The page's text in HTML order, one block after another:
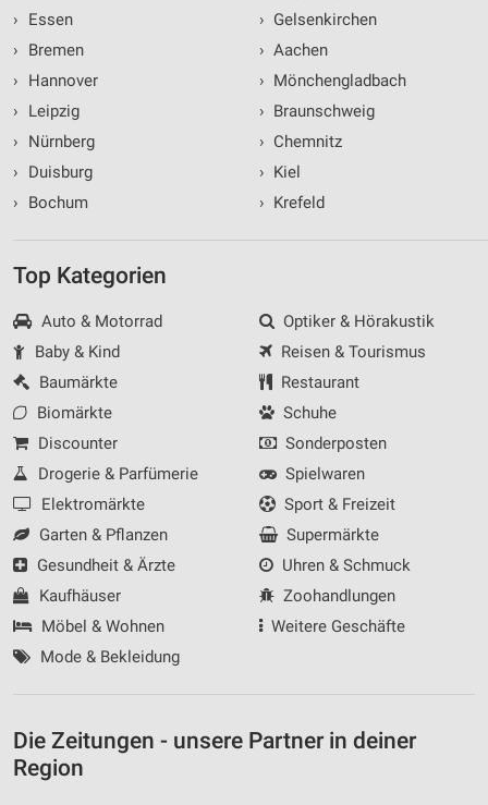
›
Essen
›
Bremen
›
Hannover
›
Leipzig
›
Nürnberg
›
Duisburg
›
Bochum
› Gelsenkirchen
› Aachen
› Mönchengladbach
› Braunschweig
› Chemnitz
› Kiel
› Krefeld
Top Kategorien
Auto & Motorrad
Baby & Kind
Baumärkte
Biomärkte
Discounter
Drogerie & Parfümerie
Elektromärkte
Garten & Pflanzen
Gesundheit & Ärzte
Kaufhäuser
Möbel & Wohnen
Mode & Bekleidung
Optiker & Hörakustik
Reisen & Tourismus
Restaurant
Schuhe
Sonderposten
Spielwaren
Sport & Freizeit
Supermärkte
Uhren & Schmuck
Zoohandlungen
Weitere Geschäfte
Die Zeitungen - unsere Partner in deiner
Region